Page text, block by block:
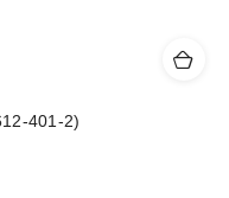
401-2)